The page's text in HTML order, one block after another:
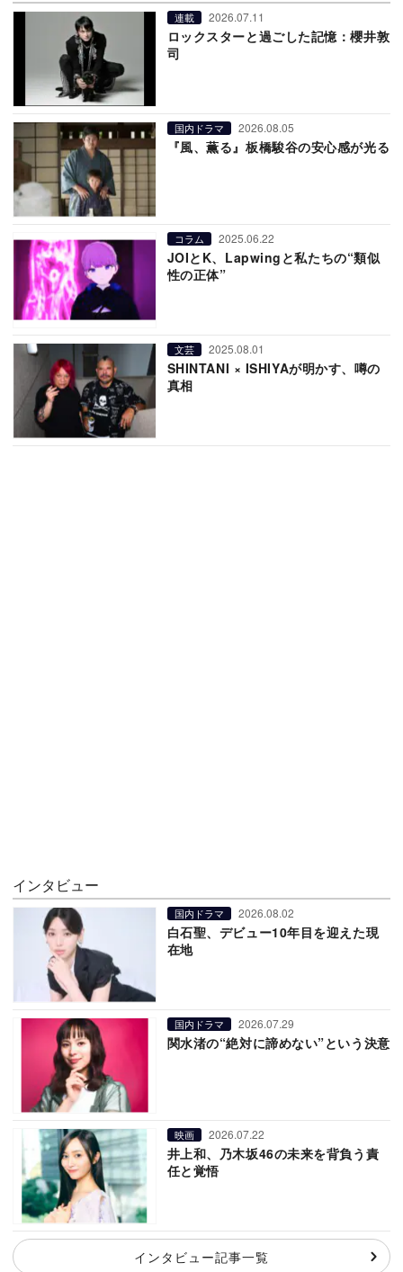
連載 2026.07.11
ロックスターと過ごした記憶：櫻井敦
司
国内ドラマ 2026.08.05
『風、薫る』板橋駿谷の安心感が光る
コラム 2025.06.22
JOIとK、Lapwingと私たちの“類似
性の正体”
文芸 2025.08.01
SHINTANI × ISHIYAが明かす、噂の
真相
インタビュー
国内ドラマ 2026.08.02
白石聖、デビュー10年目を迎えた現
在地
国内ドラマ 2026.07.29
関水渚の“絶対に諦めない”という決意
映画 2026.07.22
井上和、乃木坂46の未来を背負う責
任と覚悟
インタビュー記事一覧